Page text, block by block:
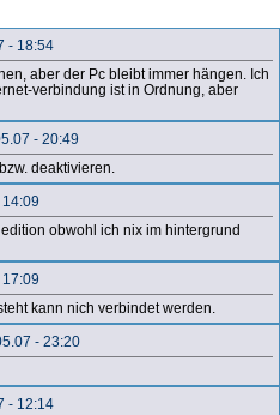
- 18:54
aber der Pc bleibt immer hängen. Ich
verbindung ist in Ordnung, aber
- 20:49
deaktivieren.
obwohl ich nix im hintergrund
kann nich verbindet werden.
- 23:20
- 12:14